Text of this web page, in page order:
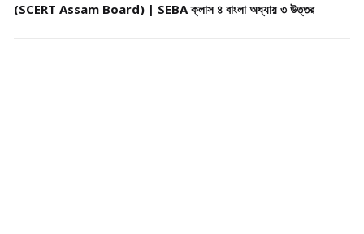
(SCERT Assam Board) | SEBA ক্লাস ৪ বাংলা অধ্যায় ৩ উত্তর